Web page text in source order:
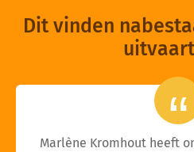
Dit vinden
Marlène Kromhout heeft